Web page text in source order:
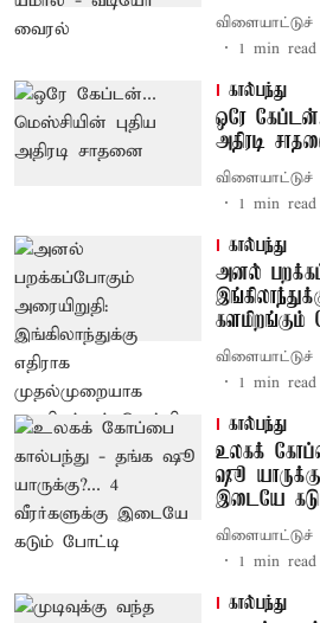
விளையாட்டுச்
1 min read
கால்பந்து
ஒரே
அதிரடி
விளையாட்டுச்
1 min read
கால்பந்து
அனல்
களமிறங்கும்
விளையாட்டுச்
1 min read
கால்பந்து
உலகக்
ஷூ
இடையே
விளையாட்டுச்
1 min read
கால்பந்து